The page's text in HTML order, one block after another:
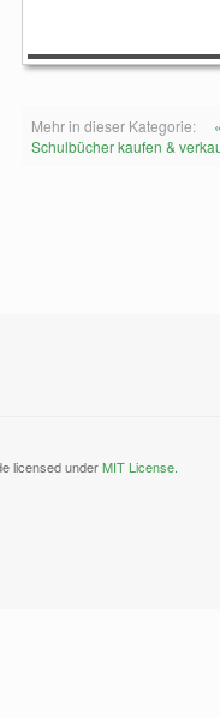
Mehr in dieser Kategorie:
Schulbücher kaufen &
licensed underMIT License.